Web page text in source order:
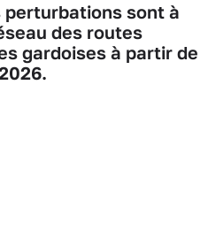
sont à
des routes
gardoises à partir de